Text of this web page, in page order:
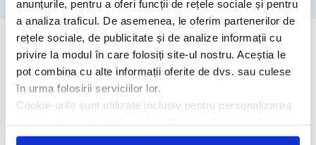
anunțurile, pentru a oferi funcții de rețele sociale și pentru
a analiza traficul. De asemenea, le oferim partenerilor de
rețele sociale, de publicitate și de analize informații cu
privire la modul în care folosiți site-ul nostru. Aceștia le
pot combina cu alte informații oferite de dvs. sau culese
în urma folosirii serviciilor lor.
Cookie-urile sunt utilizate inclusiv pentru personalizarea